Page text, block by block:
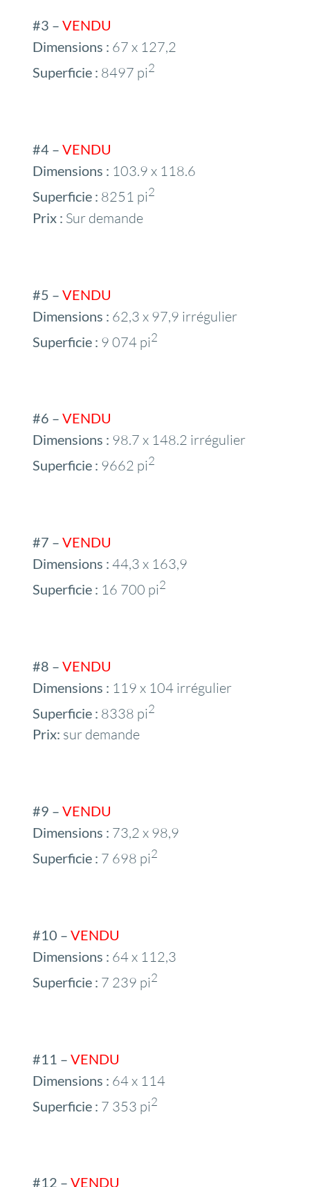
#3 –VENDU
Dimensions : 67 x 127,2
Superficie : 8497 pi2
#4 –VENDU
Dimensions : 103.9 x 118.6
Superficie : 8251 pi2
Prix : Sur demande
#5 –VENDU
Dimensions : 62,3 x 97,9 irrégulier
Superficie : 9 074 pi2
#6 –VENDU
Dimensions : 98.7 x 148.2 irrégulier
Superficie : 9662 pi2
#7 –VENDU
Dimensions : 44,3 x 163,9
Superficie : 16 700 pi2
#8 –VENDU
Dimensions : 119 x 104 irrégulier
Superficie : 8338 pi2
Prix: sur demande
#9 –VENDU
Dimensions : 73,2 x 98,9
Superficie : 7 698 pi2
#10 –VENDU
Dimensions : 64 x 112,3
Superficie : 7 239 pi2
#11 –VENDU
Dimensions : 64 x 114
Superficie : 7 353 pi2
#12 –VENDU